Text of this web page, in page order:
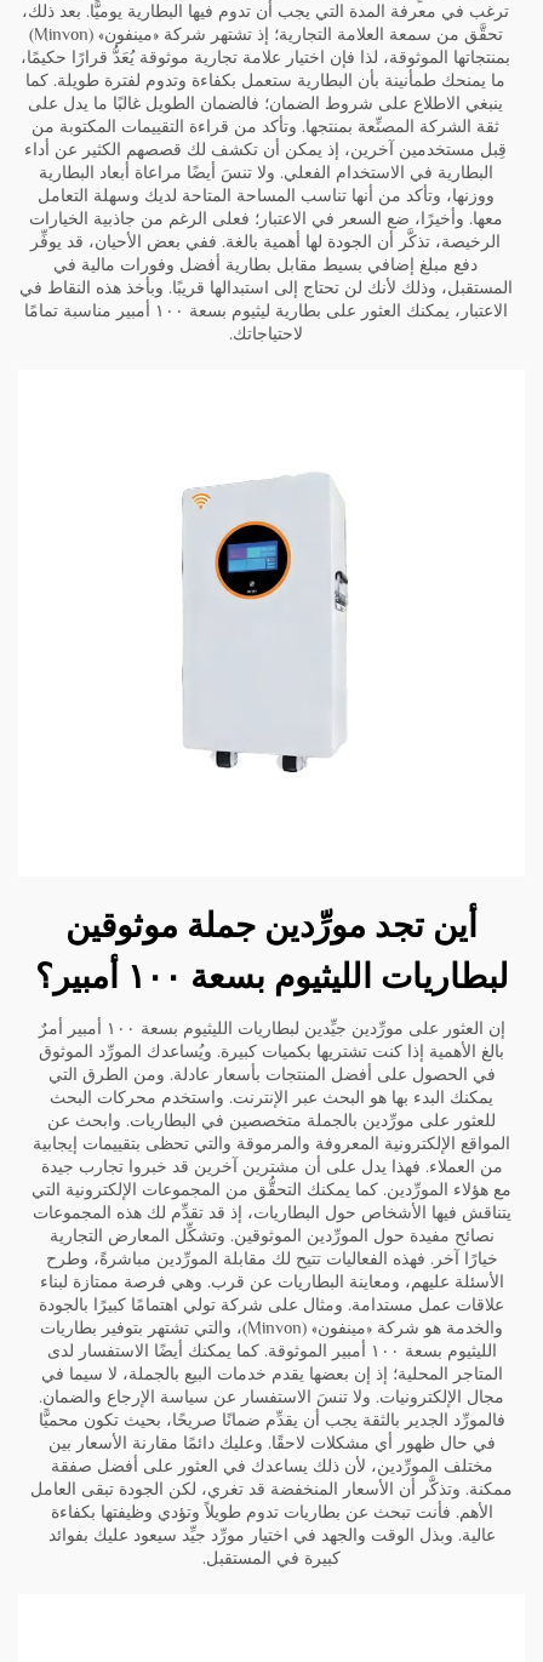
ترغب في معرفة المدة التي يجب أن تدوم فيها البطارية يوميًّا. بعد ذلك،
تحقَّق من سمعة العلامة التجارية؛ إذ تشتهر شركة «مينفون» (Minvon)
بمنتجاتها الموثوقة، لذا فإن اختيار علامة تجارية موثوقة يُعَدُّ قرارًا حكيمًا،
ما يمنحك طمأنينة بأن البطارية ستعمل بكفاءة وتدوم لفترة طويلة. كما
ينبغي الاطلاع على شروط الضمان؛ فالضمان الطويل غالبًا ما يدل على
ثقة الشركة المصنِّعة بمنتجها. وتأكد من قراءة التقييمات المكتوبة من
قِبل مستخدمين آخرين، إذ يمكن أن تكشف لك قصصهم الكثير عن أداء
البطارية في الاستخدام الفعلي. ولا تنسَ أيضًا مراعاة أبعاد البطارية
ووزنها، وتأكد من أنها تناسب المساحة المتاحة لديك وسهلة التعامل
معها. وأخيرًا، ضع السعر في الاعتبار؛ فعلى الرغم من جاذبية الخيارات
الرخيصة، تذكَّر أن الجودة لها أهمية بالغة. ففي بعض الأحيان، قد يوفِّر
دفع مبلغ إضافي بسيط مقابل بطارية أفضل وفورات مالية في
المستقبل، وذلك لأنك لن تحتاج إلى استبدالها قريبًا. وبأخذ هذه النقاط في
الاعتبار، يمكنك العثور على بطارية ليثيوم بسعة ١٠٠ أمبير مناسبة تمامًا
لاحتياجاتك.
أين تجد مورِّدين جملة موثوقين
لبطاريات الليثيوم بسعة ١٠٠ أمبير؟
إن العثور على مورِّدين جيِّدين لبطاريات الليثيوم بسعة ١٠٠ أمبير أمرٌ
بالغ الأهمية إذا كنت تشتريها بكميات كبيرة. ويُساعدك المورِّد الموثوق
في الحصول على أفضل المنتجات بأسعار عادلة. ومن الطرق التي
يمكنك البدء بها هو البحث عبر الإنترنت. واستخدم محركات البحث
للعثور على مورِّدين بالجملة متخصصين في البطاريات. وابحث عن
المواقع الإلكترونية المعروفة والمرموقة والتي تحظى بتقييمات إيجابية
من العملاء. فهذا يدل على أن مشترين آخرين قد خبروا تجارب جيدة
مع هؤلاء المورِّدين. كما يمكنك التحقُّق من المجموعات الإلكترونية التي
يتناقش فيها الأشخاص حول البطاريات، إذ قد تقدِّم لك هذه المجموعات
نصائح مفيدة حول المورِّدين الموثوقين. وتشكِّل المعارض التجارية
خيارًا آخر. فهذه الفعاليات تتيح لك مقابلة المورِّدين مباشرةً، وطرح
الأسئلة عليهم، ومعاينة البطاريات عن قرب. وهي فرصة ممتازة لبناء
علاقات عمل مستدامة. ومثال على شركة تولي اهتمامًا كبيرًا بالجودة
والخدمة هو شركة «مينفون» (Minvon)، والتي تشتهر بتوفير بطاريات
الليثيوم بسعة ١٠٠ أمبير الموثوقة. كما يمكنك أيضًا الاستفسار لدى
المتاجر المحلية؛ إذ إن بعضها يقدم خدمات البيع بالجملة، لا سيما في
مجال الإلكترونيات. ولا تنسَ الاستفسار عن سياسة الإرجاع والضمان.
فالمورِّد الجدير بالثقة يجب أن يقدِّم ضمانًا صريحًا، بحيث تكون محميًّا
في حال ظهور أي مشكلات لاحقًا. وعليك دائمًا مقارنة الأسعار بين
مختلف المورِّدين، لأن ذلك يساعدك في العثور على أفضل صفقة
ممكنة. وتذكَّر أن الأسعار المنخفضة قد تغري، لكن الجودة تبقى العامل
الأهم. فأنت تبحث عن بطاريات تدوم طويلاً وتؤدي وظيفتها بكفاءة
عالية. وبذل الوقت والجهد في اختيار مورِّد جيِّد سيعود عليك بفوائد
كبيرة في المستقبل.